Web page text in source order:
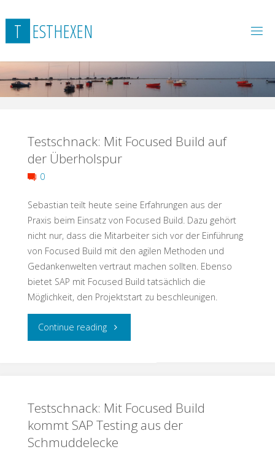
to
content
T ESTHEXEN
Testschnack: Mit Focused Build auf
der Überholspur
0
Sebastian teilt heute seine Erfahrungen aus der
Praxis beim Einsatz von Focused Build. Dazu gehört
nicht nur, dass die Mitarbeiter sich vor der Einführung
von Focused Build mit den agilen Methoden und
Gedankenwelten vertraut machen sollten. Ebenso
bietet SAP mit Focused Build tatsächlich die
Möglichkeit, den Projektstart zu beschleunigen.
Continue reading"Testschnack:
Build
auf
Testschnack: Mit Focused Build
kommt SAP Testing aus der
Schmuddelecke